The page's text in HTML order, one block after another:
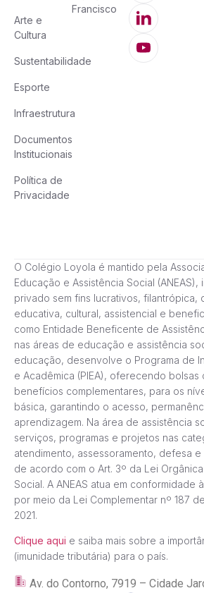
Arte e
Cultura
Sustentabilidade
Esporte
Infraestrutura
Documentos
Institucionais
Política de
Privacidade
Francisco
O Colégio Loyola é mantido pela
Educação e Assistência Social
privado sem fins lucrativos, filantrópica,
educativa, cultural, assistencial e
como Entidade Beneficente de
nas áreas de educação e assistência
educação, desenvolve o Programa de
e Acadêmica (PIEA), oferecendo bolsas
benefícios complementares, para os
básica, garantindo o acesso,
aprendizagem. Na área de assistência
serviços, programas e projetos nas
atendimento, assessoramento, defesa
de acordo com o Art. 3º da Lei
Social. A ANEAS atua em conformidade
por meio da Lei Complementar nº 187
2021.
Clique aqui e saiba mais sobre a
(imunidade tributária) para o país.
Av. do Contorno, 7919 – Cidade